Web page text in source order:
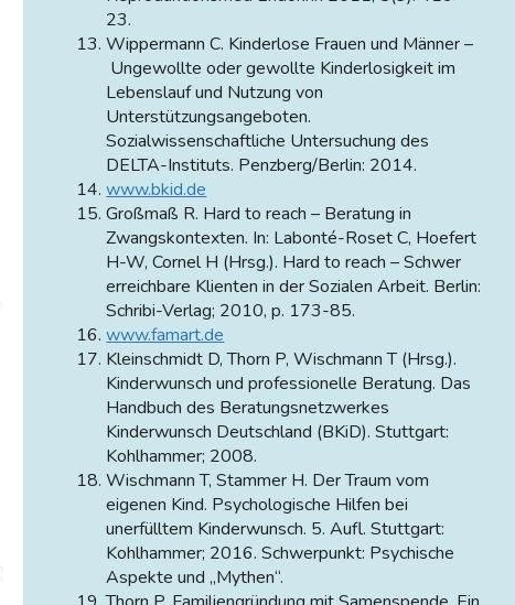
23.
Wippermann C. Kinderlose Frauen und Männer –
Ungewollte oder gewollte Kinderlosigkeit im
Lebenslauf und Nutzung von
Unterstützungsangeboten.
Sozialwissenschaftliche Untersuchung des
DELTA-Instituts. Penzberg/Berlin: 2014.
www.bkid.de
Großmaß R. Hard to reach – Beratung in
Zwangskontexten. In: Labonté-Roset C, Hoefert
H-W, Cornel H (Hrsg.). Hard to reach – Schwer
erreichbare Klienten in der Sozialen Arbeit. Berlin:
Schribi-Verlag; 2010, p. 173-85.
www.famart.de
Kleinschmidt D, Thorn P, Wischmann T (Hrsg.).
Kinderwunsch und professionelle Beratung. Das
Handbuch des Beratungsnetzwerkes
Kinderwunsch Deutschland (BKiD). Stuttgart:
Kohlhammer; 2008.
Wischmann T, Stammer H. Der Traum vom
eigenen Kind. Psychologische Hilfen bei
unerfülltem Kinderwunsch. 5. Aufl. Stuttgart:
Kohlhammer; 2016. Schwerpunkt: Psychische
Aspekte und „Mythen“.